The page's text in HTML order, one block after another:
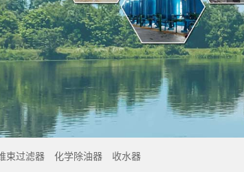
束过滤器 化学除油器 收水器